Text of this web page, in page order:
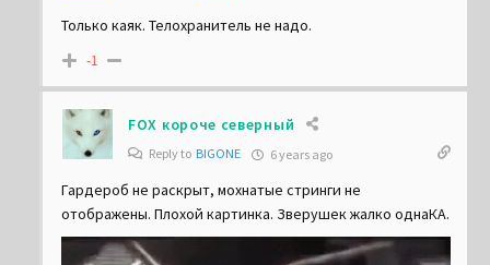
Только каяк. Телохранитель не надо.
-1
FOX короче северный
Reply to BIGONE 6 years ago
Гардероб не раскрыт, мохнатые стринги не
отображены. Плохой картинка. Зверушек жалко однаКА.